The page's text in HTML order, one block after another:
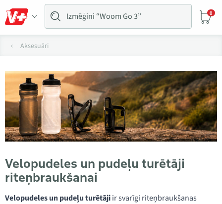
0
Aksesuāri
Velopudeles un pudeļu turētāji
riteņbraukšanai
Velopudeles un pudeļu turētājiir svarīgi riteņbraukšanas